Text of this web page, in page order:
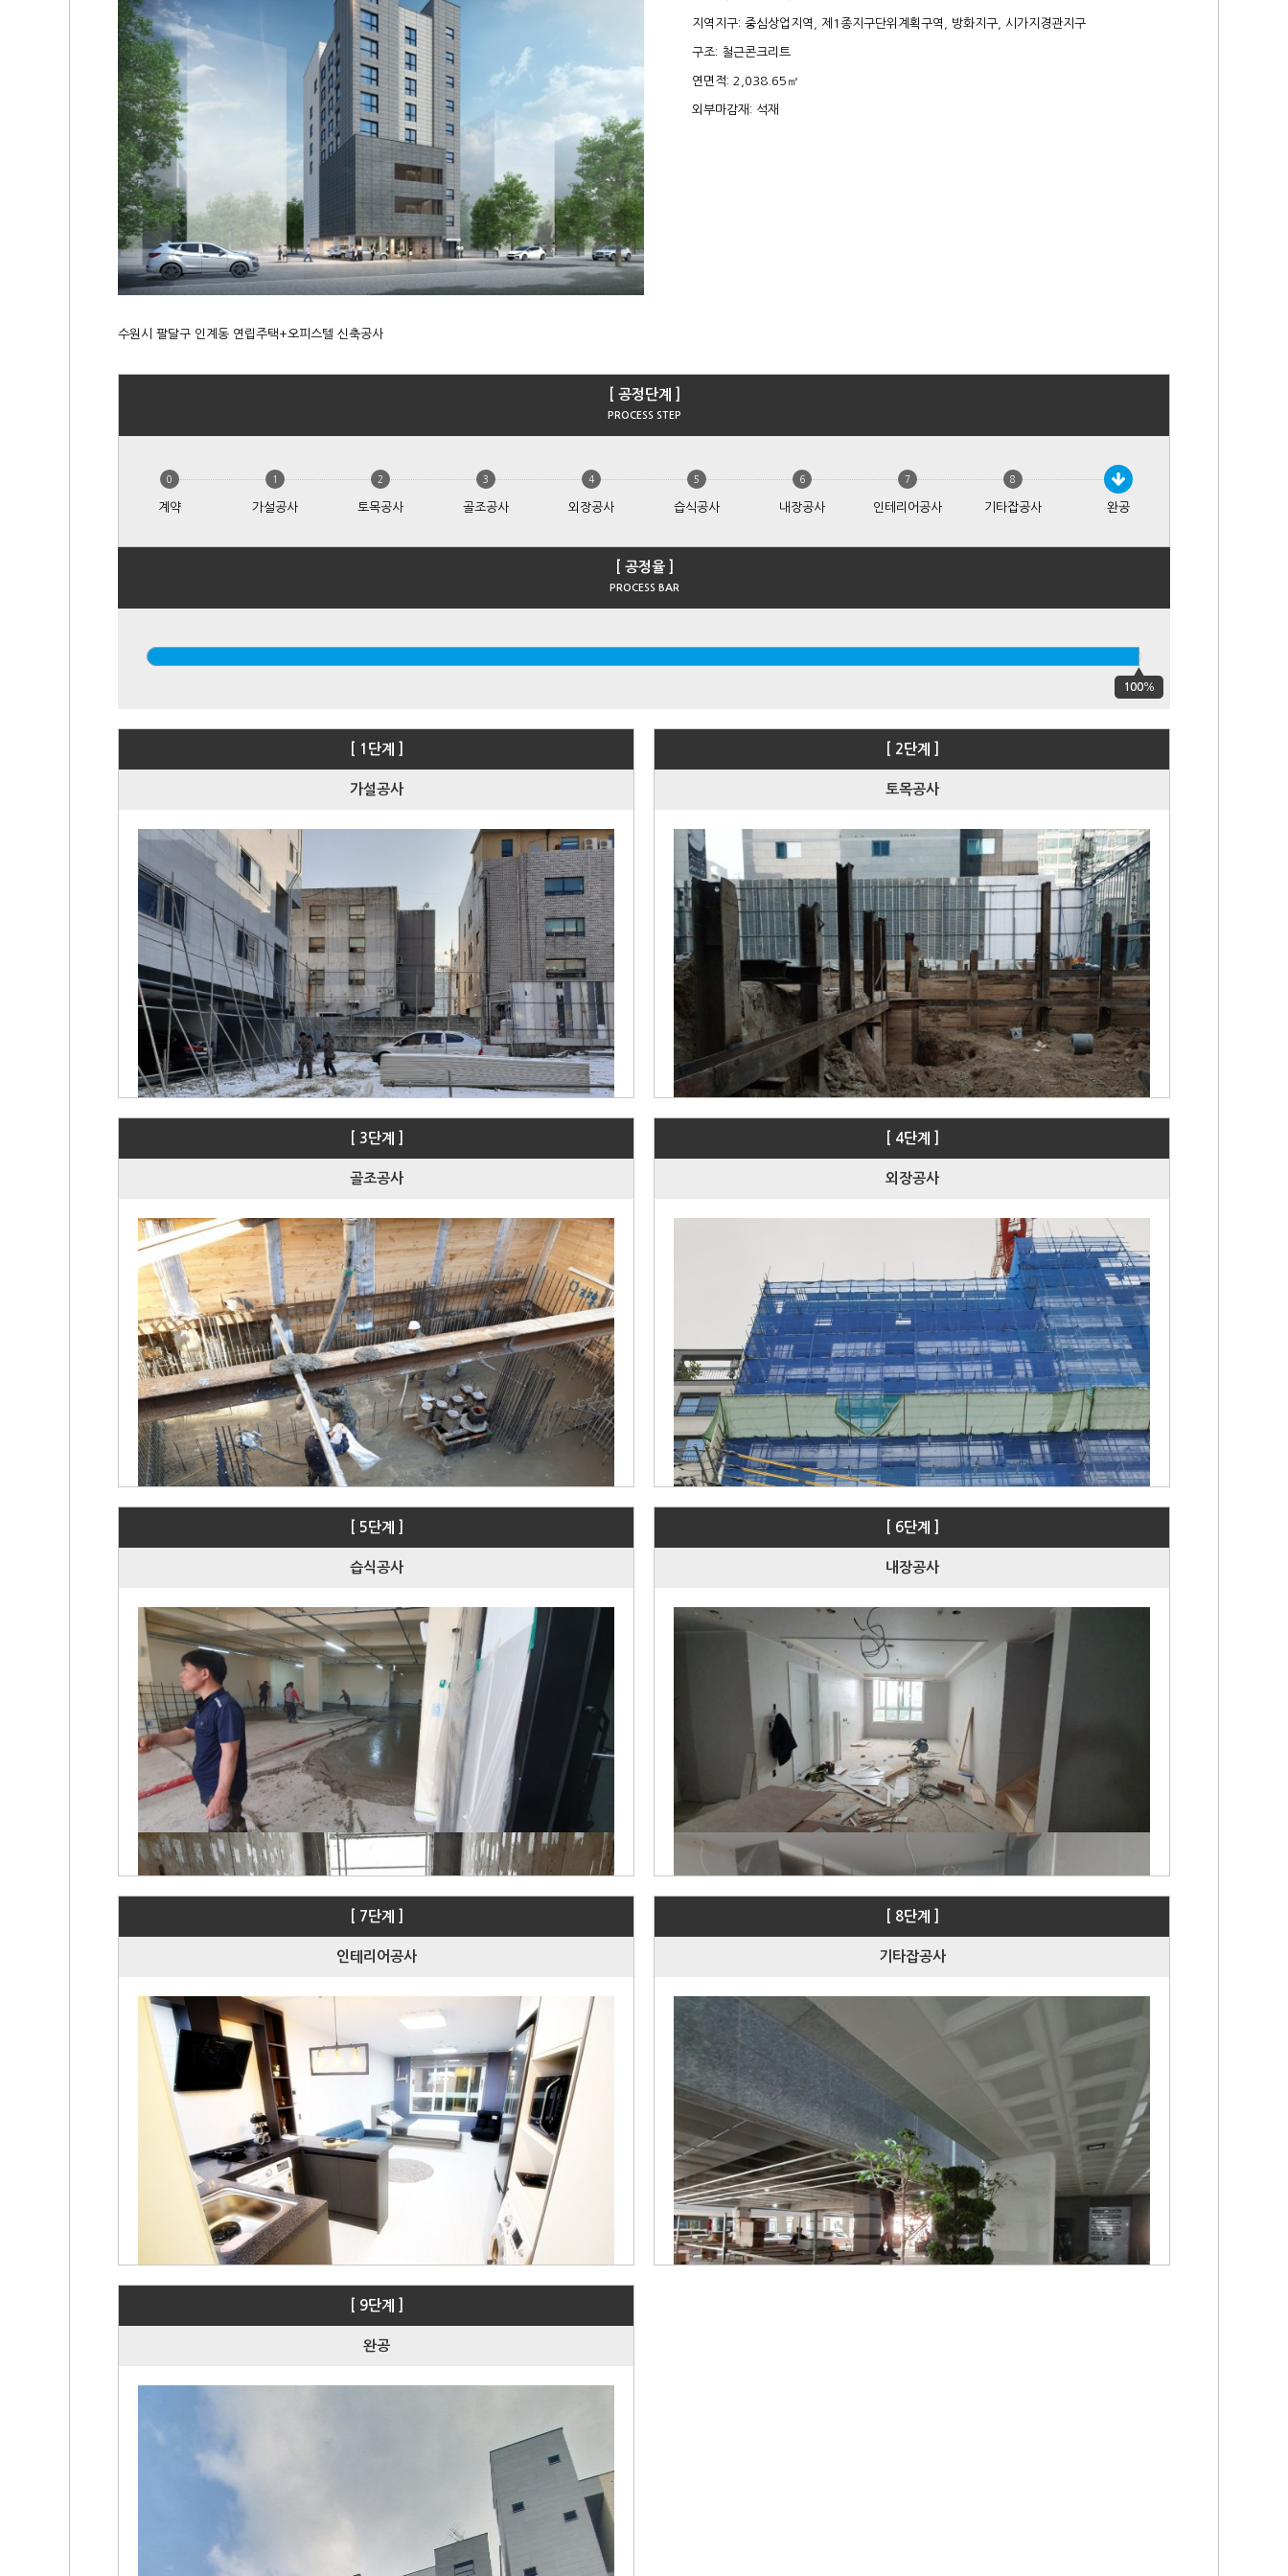
지역지구: 중심상업지역, 제1종지구단위계획구역, 방화지구, 시가지경관지구
구조: 철근콘크리트
연면적: 2,038.65㎡
외부마감재: 석재
수원시 팔달구 인계동 연립주택+오피스텔 신축공사
[ 공정단계 ]
PROCESS STEP
0
계약
1
가설공사
2
토목공사
3
골조공사
4
외장공사
5
습식공사
6
내장공사
7
인테리어공사
8
기타잡공사 완공
[ 공정율 ]
PROCESS BAR
100%
[ 1단계 ]
가설공사
[ 2단계 ]
토목공사
[ 3단계 ]
골조공사
[ 4단계 ]
외장공사
[ 5단계 ]
습식공사
[ 6단계 ]
내장공사
[ 7단계 ]
인테리어공사
[ 8단계 ]
기타잡공사
[ 9단계 ]
완공